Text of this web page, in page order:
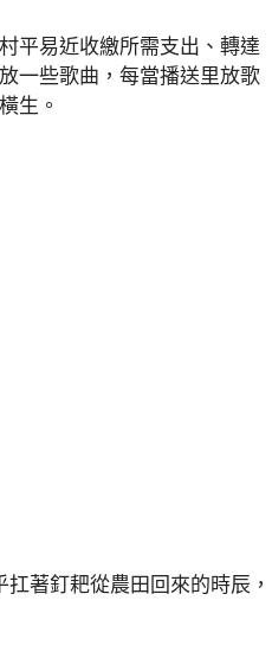
平易近收繳所需支出、轉達
一些歌曲，每當播送里放歌
生。
著釘耙從農田回來的時辰，